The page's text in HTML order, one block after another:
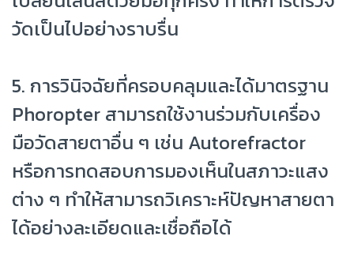
วัดเป็นไปอย่างราบรื่น
5. การวินิจฉัยที่ครอบคลุมและได้มาตรฐาน
Phoropter สามารถใช้งานร่วมกับเครื่อง
มือวัดสายตาอื่น ๆ เช่น Autorefractor
หรือการทดสอบการมองเห็นในสภาวะแสง
ต่าง ๆ ทำให้สามารถวิเคราะห์ปัญหาสายตา
ได้อย่างละเอียดและเชื่อถือได้